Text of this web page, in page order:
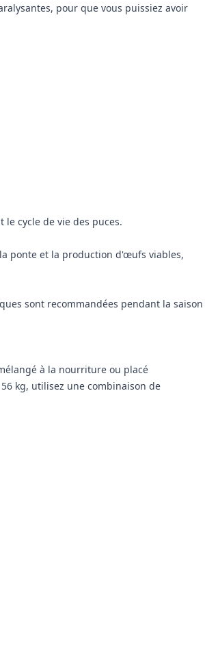
pour que vous puissiez avoir
cycle de vie des puces.
ponte et la production d'œufs viables,
sont recommandées pendant la saison
à la nourriture ou placé
kg, utilisez une combinaison de